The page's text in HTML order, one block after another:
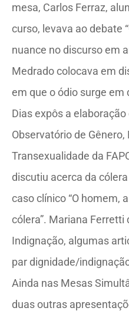
mesa, Carlos Ferraz,
curso, levava ao debate
nuance no discurso em
Medrado colocava em
em que o ódio surge em
Dias expôs a
Observatório de Gênero,
Transexualidade da
discutiu acerca da
caso clínico “O homem,
cólera”. Mariana Ferretti
Indignação, algumas
par dignidade/
Ainda nas Mesas
duas outras